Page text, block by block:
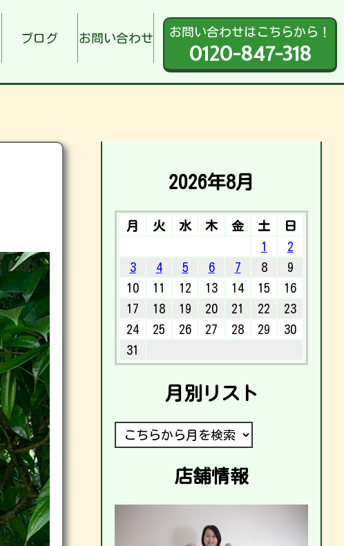
ブログ お問い合わせ お問い合わせはこちらから！
0120-847-318
2026年8月
月 火 水 木 金 土
日
1
2
3
4 5 6 7 8
9
10
11 12 13 14 15
16
17
18 19 20 21 22
23
24
25 26 27 28 29
30
31
月別リスト
店舗情報